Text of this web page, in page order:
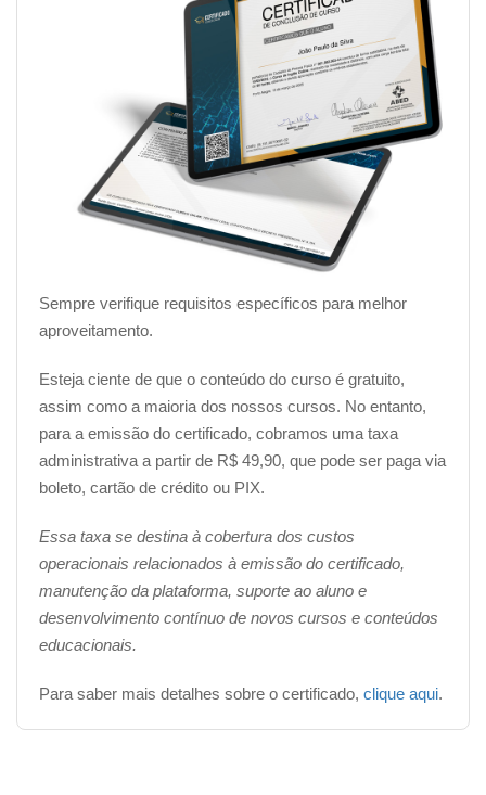
Sempre verifique requisitos específicos para melhor
aproveitamento.
Esteja ciente de que o conteúdo do curso é gratuito,
assim como a maioria dos nossos cursos. No entanto,
para a emissão do certificado, cobramos uma taxa
administrativa a partir de R$ 49,90, que pode ser paga via
boleto, cartão de crédito ou PIX.
Essa taxa se destina à cobertura dos custos
operacionais relacionados à emissão do certificado,
manutenção da plataforma, suporte ao aluno e
desenvolvimento contínuo de novos cursos e conteúdos
educacionais.
Para saber mais detalhes sobre o certificado, clique aqui.